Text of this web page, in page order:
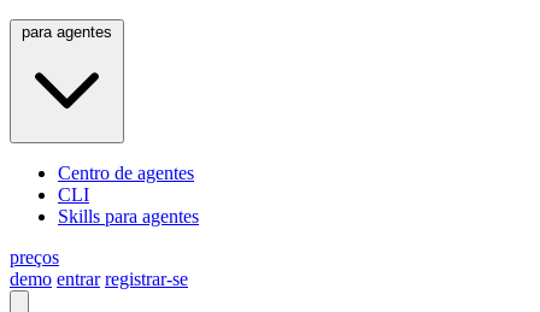
Centro de agentes
CLI
Skills para agentes
preços
demo entrar registrar-se